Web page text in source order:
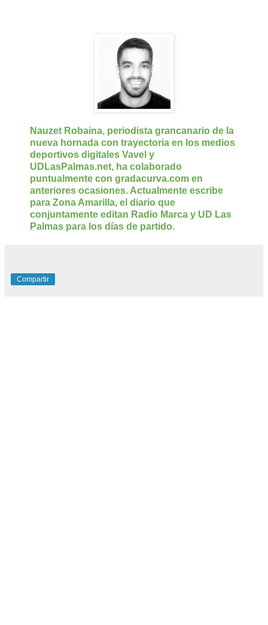
Nauzet Robaina, periodista grancanario de la
nueva hornada con trayectoria en los medios
deportivos digitales Vavel y
UDLasPalmas.net, ha colaborado
puntualmente con gradacurva.com en
anteriores ocasiones. Actualmente escribe
para Zona Amarilla, el diario que
conjuntamente editan Radio Marca y UD Las
Palmas para los días de partido.
Compartir